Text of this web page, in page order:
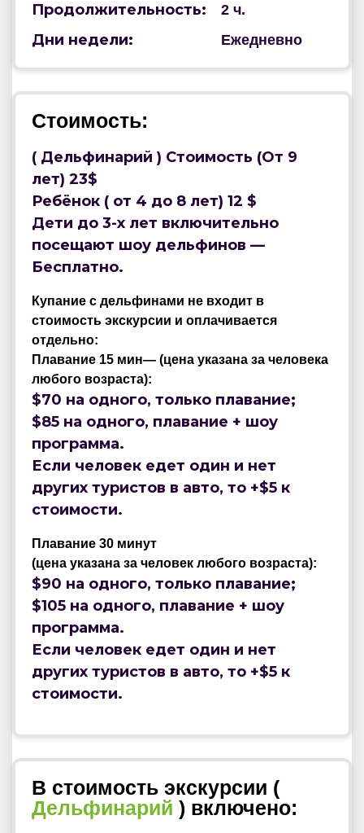
Продолжительность: 2 ч.
Дни недели: Ежедневно
Стоимость:
( Дельфинарий ) Стоимость (От 9
лет) 23$
Ребёнок ( от 4 до 8 лет) 12 $
Дети до 3-х лет включительно
посещают шоу дельфинов —
Бесплатно.
Купание с дельфинами не входит в
стоимость экскурсии и оплачивается
отдельно:
Плавание 15 мин— (цена указана за человека
любого возраста):
$70 на одного, только плавание;
$85 на одного, плавание + шоу
программа.
Если человек едет один и нет
других туристов в авто, то +$5 к
стоимости.
Плавание 30 минут
(цена указана за человек любого возраста):
$90 на одного, только плавание;
$105 на одного, плавание + шоу
программа.
Если человек едет один и нет
других туристов в авто, то +$5 к
стоимости.
В стоимость экскурсии (
Дельфинарий ) включено: